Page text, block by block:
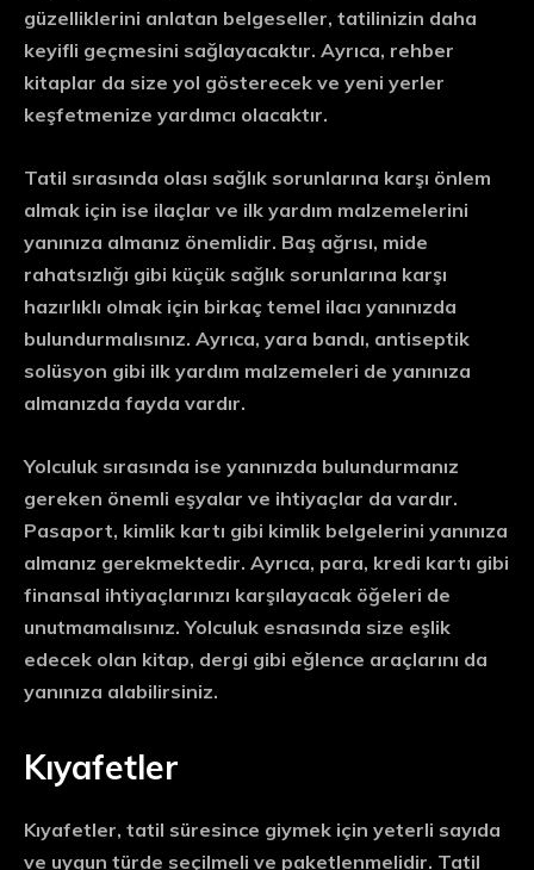
güzelliklerini anlatan belgeseller, tatilinizin daha
keyifli geçmesini sağlayacaktır. Ayrıca, rehber
kitaplar da size yol gösterecek ve yeni yerler
keşfetmenize yardımcı olacaktır.
Tatil sırasında olası sağlık sorunlarına karşı önlem
almak için ise ilaçlar ve ilk yardım malzemelerini
yanınıza almanız önemlidir. Baş ağrısı, mide
rahatsızlığı gibi küçük sağlık sorunlarına karşı
hazırlıklı olmak için birkaç temel ilacı yanınızda
bulundurmalısınız. Ayrıca, yara bandı, antiseptik
solüsyon gibi ilk yardım malzemeleri de yanınıza
almanızda fayda vardır.
Yolculuk sırasında ise yanınızda bulundurmanız
gereken önemli eşyalar ve ihtiyaçlar da vardır.
Pasaport, kimlik kartı gibi kimlik belgelerini yanınıza
almanız gerekmektedir. Ayrıca, para, kredi kartı gibi
finansal ihtiyaçlarınızı karşılayacak öğeleri de
unutmamalısınız. Yolculuk esnasında size eşlik
edecek olan kitap, dergi gibi eğlence araçlarını da
yanınıza alabilirsiniz.
Kıyafetler
Kıyafetler, tatil süresince giymek için yeterli sayıda
ve uygun türde seçilmeli ve paketlenmelidir. Tatil